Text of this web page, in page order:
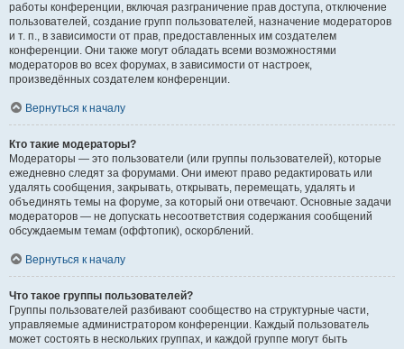
работы конференции, включая разграничение прав доступа, отключение
пользователей, создание групп пользователей, назначение модераторов
и т. п., в зависимости от прав, предоставленных им создателем
конференции. Они также могут обладать всеми возможностями
модераторов во всех форумах, в зависимости от настроек,
произведённых создателем конференции.
Вернуться к началу
Кто такие модераторы?
Модераторы — это пользователи (или группы пользователей), которые
ежедневно следят за форумами. Они имеют право редактировать или
удалять сообщения, закрывать, открывать, перемещать, удалять и
объединять темы на форуме, за который они отвечают. Основные задачи
модераторов — не допускать несоответствия содержания сообщений
обсуждаемым темам (оффтопик), оскорблений.
Вернуться к началу
Что такое группы пользователей?
Группы пользователей разбивают сообщество на структурные части,
управляемые администратором конференции. Каждый пользователь
может состоять в нескольких группах, и каждой группе могут быть